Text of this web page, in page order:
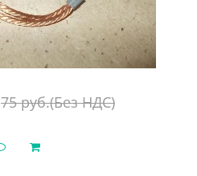
75 руб.(Без НДС)